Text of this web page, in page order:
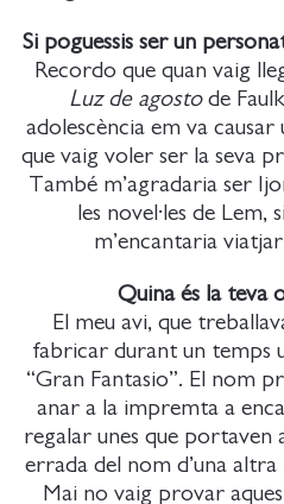
Si poguessis ser un
Recordo que quan vaig
Luz de agostode
adolescència em va
que vaig voler ser la seva
També m’agradaria ser
les novel·les de
m’encantaria
Quina és la teva
El meu avi, que
fabricar durant un temps
“Gran Fantasio”. El nom
anar a la impremta a
regalar unes que portaven
errada del nom d’una altra
Mai no vaig provar